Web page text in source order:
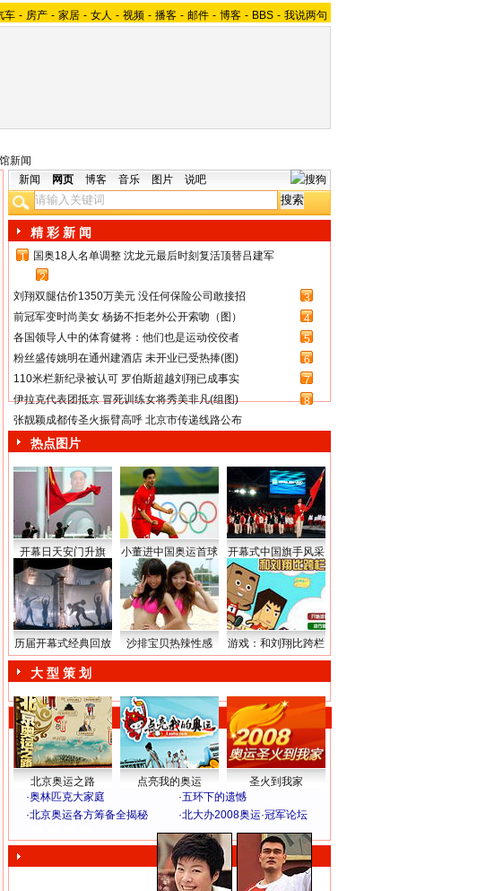
车 - 房产 - 家居 - 女人 - 视频 - 播客 - 邮件 - 博客 - BBS - 我说两句
新闻
新闻 网页 博客 音乐 图片 说吧
精 彩 新 闻
1
国奥18人名单调整 沈龙元最后时刻复活顶替吕建军
2
刘翔双腿估价1350万美元 没任何保险公司敢接招
3
前冠军变时尚美女 杨扬不拒老外公开索吻（图）
4
各国领导人中的体育健将：他们也是运动佼佼者
5
粉丝盛传姚明在通州建酒店 未开业已受热捧(图)
6
110米栏新纪录被认可 罗伯斯超越刘翔已成事实
7
伊拉克代表团抵京 冒死训练女将秀美非凡(组图)
8
张靓颖成都传圣火振臂高呼 北京市传递线路公布
热点图片
开幕日天安门升旗 小董进中国奥运首球 开幕式中国旗手风采
历届开幕式经典回放 沙排宝贝热辣性感 游戏：和刘翔比跨栏
大 型 策 划
北京奥运之路 点亮我的奥运
圣火到我家
·奥林匹克大家庭 ·五环下的遗憾
·北京奥运各方筹备全揭秘 ·北大办2008奥运·冠军论坛